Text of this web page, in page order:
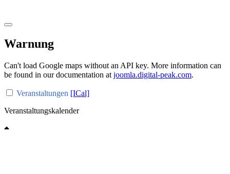
Warnung
Can't load Google maps without an API key. More information can
be found in our documentation at joomla.digital-peak.com.
Veranstaltungen [ICal]
Veranstaltungskalender